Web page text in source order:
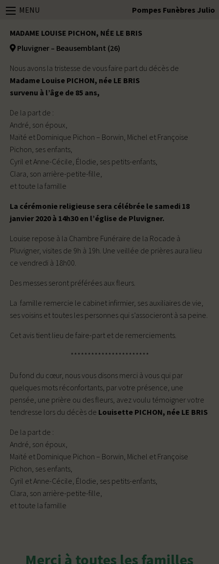
MENU Pompes Funèbres Julio
MADAME LOUISE PICHON, NÉE LE BRIS
Pluvigner – Beausemblant (26)
Nous avons la tristesse de vous faire part du décès de
Madame Louise PICHON, née LE BRIS
survenu à l’âge de 85 ans,
De la part de :
André, son époux,
Maïté et Dominique Pïchon – Borwin, Michel et Françoise
Pichon, ses enfants,
Cyril et Anne-Cécile, Élodie, ses petits-enfants,
Clara, son arrière-petite-fille,
et toute la famille
La cérémonie religieuse sera célébrée le samedi 18
janvier 2020 à 14h30 en l’église de Pluvigner.
Louise repose à la Chambre Funéraire de la Rocade à
Pluvigner, visites de 9h à 19h. Une veillée de prières aura lieu
ce vendredi à 18h00.
Des messes seront préférées aux fleurs.
La famille remercie le cabinet infirmier, ses auxiliaires de vie,
ses voisins et toutes les personnes qui s’associeront à sa peine.
Cet avis tient lieu de faire-part et de remerciements.
***********************
Du fond du cœur, nous vous disons merci à vous qui par
quelques mots réconfortants, par votre présence, une
pensée, une prière ou des fleurs, avez voulu témoigner votre
tendresse lors du décès de Louisette PICHON, née LE BRIS
De la part de :
André, son époux,
Maïté et Dominique Pichon – Borwin, Michel et Françoise
Pichon, ses enfants,
Cyril et Anne-Cécile, Élodie, ses petits-enfants,
Clara, son arrière-petite-fille,
et toute la famille
Merci à toutes les familles